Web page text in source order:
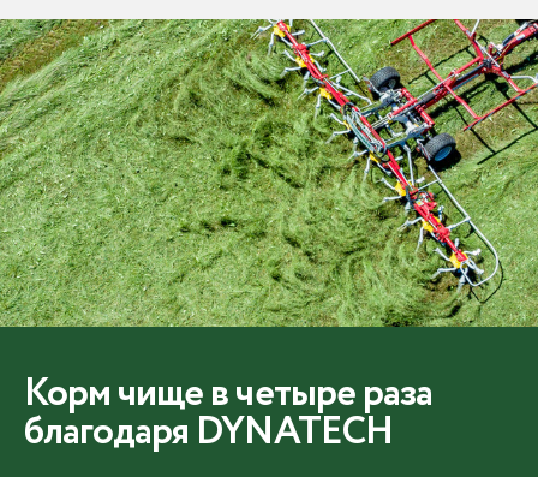
Корм чище в четыре раза
благодаря DYNATECH